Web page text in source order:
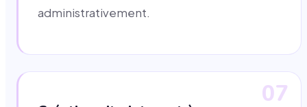
administrativement.
07